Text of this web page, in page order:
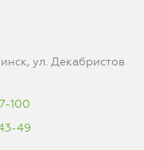
ул. Декабристов
100
49